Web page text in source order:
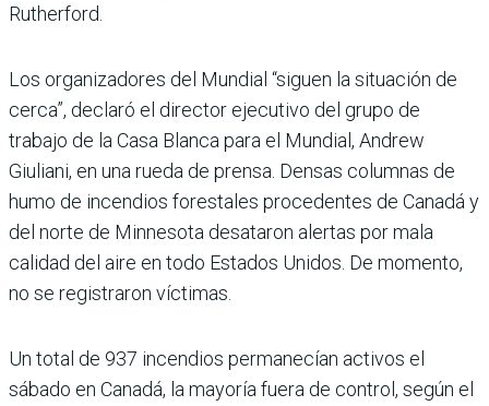
Rutherford.
Los organizadores del Mundial “siguen la situación de
cerca”, declaró el director ejecutivo del grupo de
trabajo de la Casa Blanca para el Mundial, Andrew
Giuliani, en una rueda de prensa. Densas columnas de
humo de incendios forestales procedentes de Canadá y
del norte de Minnesota desataron alertas por mala
calidad del aire en todo Estados Unidos. De momento,
no se registraron víctimas.
Un total de 937 incendios permanecían activos el
sábado en Canadá, la mayoría fuera de control, según el